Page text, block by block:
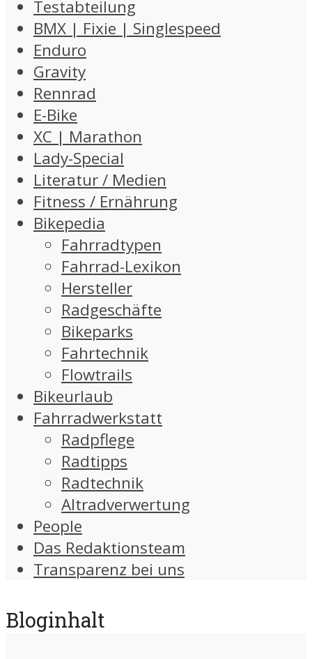
Testabteilung
BMX | Fixie | Singlespeed
Enduro
Gravity
Rennrad
E-Bike
XC | Marathon
Lady-Special
Literatur / Medien
Fitness / Ernährung
Bikepedia
Fahrradtypen
Fahrrad-Lexikon
Hersteller
Radgeschäfte
Bikeparks
Fahrtechnik
Flowtrails
Bikeurlaub
Fahrradwerkstatt
Radpflege
Radtipps
Radtechnik
Altradverwertung
People
Das Redaktionsteam
Transparenz bei uns
Bloginhalt